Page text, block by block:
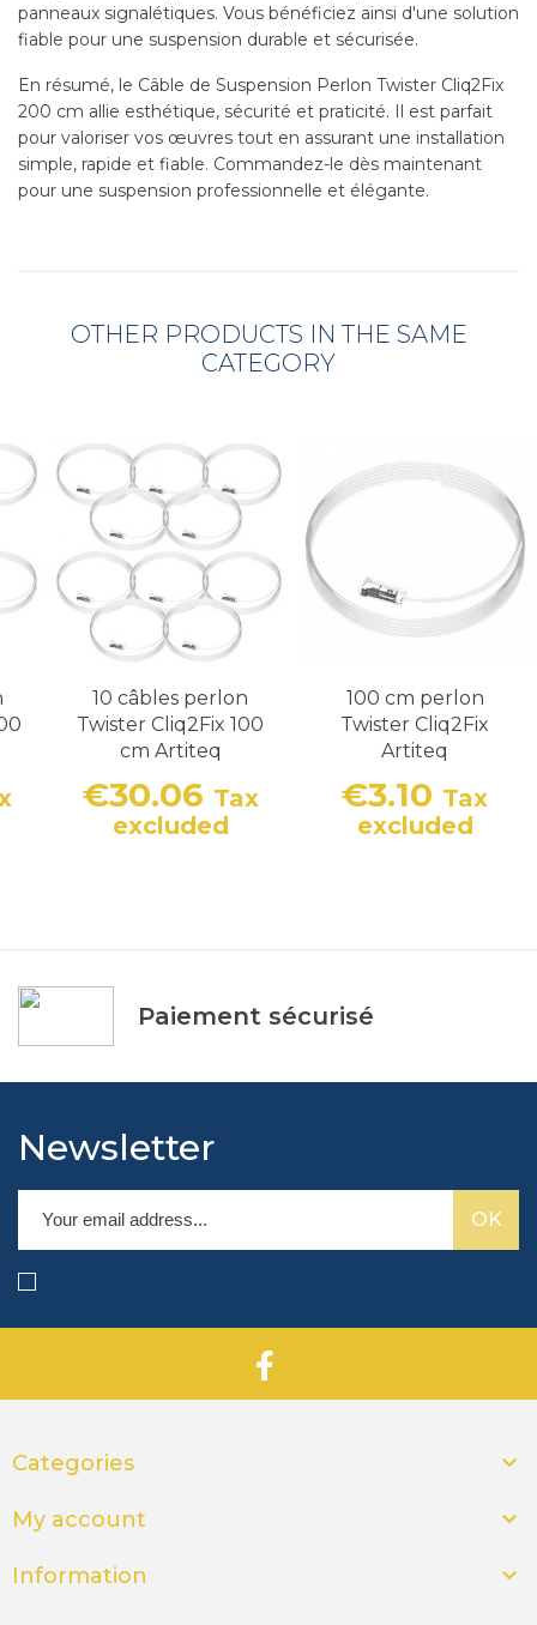
panneaux signalétiques. Vous bénéficiez ainsi d'une solution
fiable pour une suspension durable et sécurisée.
En résumé, le Câble de Suspension Perlon Twister Cliq2Fix
200 cm allie esthétique, sécurité et praticité. Il est parfait
pour valoriser vos œuvres tout en assurant une installation
simple, rapide et fiable. Commandez-le dès maintenant
pour une suspension professionnelle et élégante.
OTHER PRODUCTS IN THE SAME
CATEGORY
10 câbles perlon
Twister Cliq2Fix 100
cm Artiteq
Price
€30.06 Tax
excluded
100 cm perlon
Twister Cliq2Fix
Artiteq
Price
€3.10 Tax
excluded
Paiement sécurisé
Newsletter
Categories 
My account 
Information 